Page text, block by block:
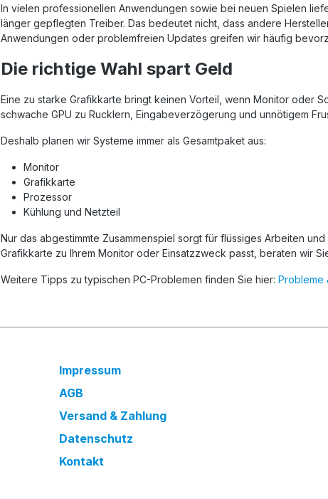
In vielen professionellen Anwendungen sowie bei neuen Spielen
länger gepflegten Treiber. Das bedeutet nicht, dass andere
Anwendungen oder problemfreien Updates greifen wir häufig
Die richtige Wahl spart Geld
Eine zu starke Grafikkarte bringt keinen Vorteil, wenn Monitor oder
schwache GPU zu Rucklern, Eingabeverzögerung und unnötigem
Deshalb planen wir Systeme immer als Gesamtpaket aus:
Monitor
Grafikkarte
Prozessor
Kühlung und Netzteil
Nur das abgestimmte Zusammenspiel sorgt für flüssiges Arbeiten
Grafikkarte zu Ihrem Monitor oder Einsatzzweck passt, beraten wir
Weitere Tipps zu typischen PC-Problemen finden Sie hier: Probleme
Impressum
AGB
Versand & Zahlung
Datenschutz
Kontakt